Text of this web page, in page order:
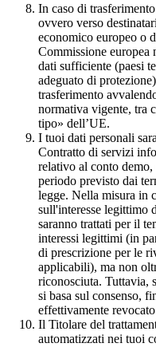
In caso di
ovvero verso
economico europeo o
Commissione europea
dati sufficiente (paesi
adeguato di
trasferimento
normativa vigente, tra
tipo» dell’UE.
I tuoi dati personali
Contratto di servizi
relativo al conto
periodo previsto dai
legge. Nella misura in
sull'interesse legittimo
saranno trattati per il
interessi legittimi (in
di prescrizione per le
applicabili), ma non
riconosciuta. Tuttavia,
si basa sul consenso,
effettivamente
Il Titolare del
automatizzati nei tuoi